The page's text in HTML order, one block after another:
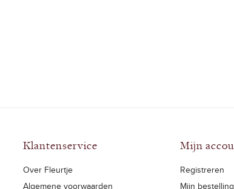
Klantenservice
Over Fleurtje
Algemene voorwaarden
Mijn
Registreren
Mijn